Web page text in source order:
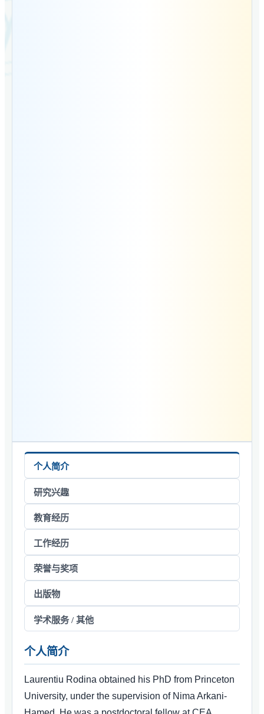
个人简介
研究兴趣
教育经历
工作经历
荣誉与奖项
出版物
学术服务 / 其他
个人简介
Laurentiu Rodina obtained his PhD from Princeton
University, under the supervision of Nima Arkani-